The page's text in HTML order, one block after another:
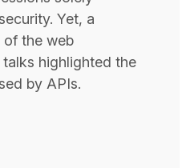
Yet, a
the web
highlighted the
by APIs.